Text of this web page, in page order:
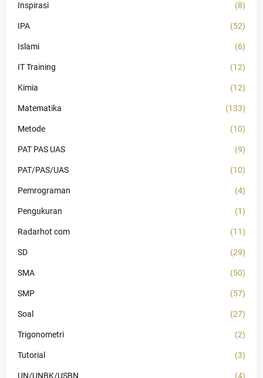
Inspirasi (8)
IPA (52)
Islami (6)
IT Training (12)
Kimia (12)
Matematika (133)
Metode (10)
PAT PAS UAS (9)
PAT/PAS/UAS (10)
Pemrograman (4)
Pengukuran (1)
Radarhot com (11)
SD (29)
SMA (50)
SMP (57)
Soal (27)
Trigonometri (2)
Tutorial (3)
UN/UNBK/USBN (4)